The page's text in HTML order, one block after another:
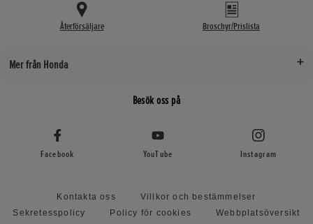
Återförsäljare Broschyr/Prislista
Mer från Honda
Besök oss på
Facebook YouTube Instagram
Kontakta oss
Villkor och bestämmelser
Sekretesspolicy
Policy för cookies
Webbplatsöversikt